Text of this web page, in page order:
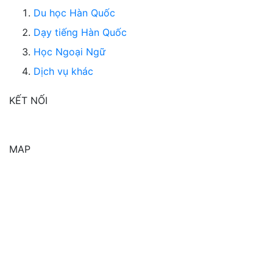
Du học Hàn Quốc
Dạy tiếng Hàn Quốc
Học Ngoại Ngữ
Dịch vụ khác
KẾT NỐI
MAP